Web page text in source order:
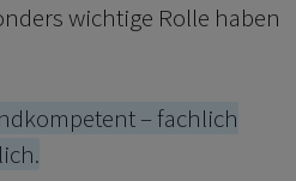
wichtige Rolle haben
– fachlich